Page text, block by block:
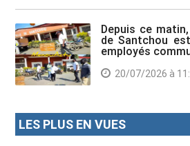
Depuis ce
de Santchou
employés
20/07/2026 à
LES PLUS EN VUES